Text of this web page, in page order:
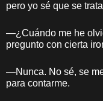
pero yo sé que se
—¿Cuándo me he
pregunto con cierta
—Nunca. No sé, se
para contarme.